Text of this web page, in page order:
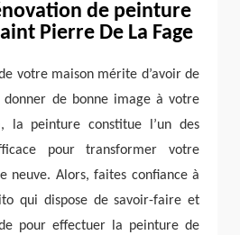
de peinture
Pierre De La Fage
votre maison mérite d’avoir de
de bonne image à votre
la peinture constitue l’un des
pour transformer votre
neuve. Alors, faites confiance à
qui dispose de savoir-faire et
pour effectuer la peinture de